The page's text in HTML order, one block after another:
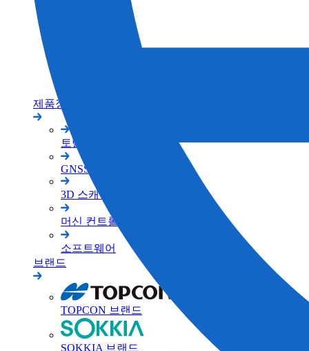
제품정보 카테고리
토탈 스테이션
GNSS
3D 스캐너
머신 컨트롤
소프트웨어
브랜드
TOPCON 브랜드
SOKKIA 브랜드